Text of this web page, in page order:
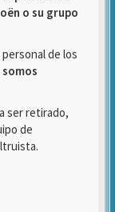
o su grupo
de los
somos
ser retirado,
de